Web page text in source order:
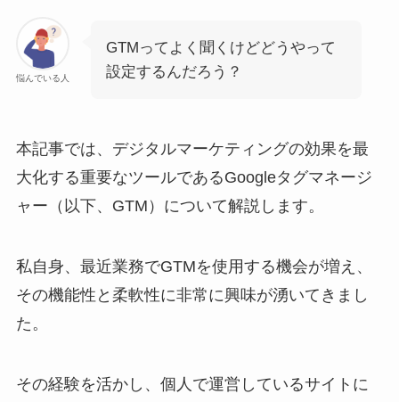
悩んでいる人
GTMってよく聞くけどどうやって
設定するんだろう？
本記事では、デジタルマーケティングの効果を最
大化する重要なツールであるGoogleタグマネージ
ャー（以下、GTM）について解説します。
私自身、最近業務でGTMを使用する機会が増え、
その機能性と柔軟性に非常に興味が湧いてきまし
た。
その経験を活かし、個人で運営しているサイトに